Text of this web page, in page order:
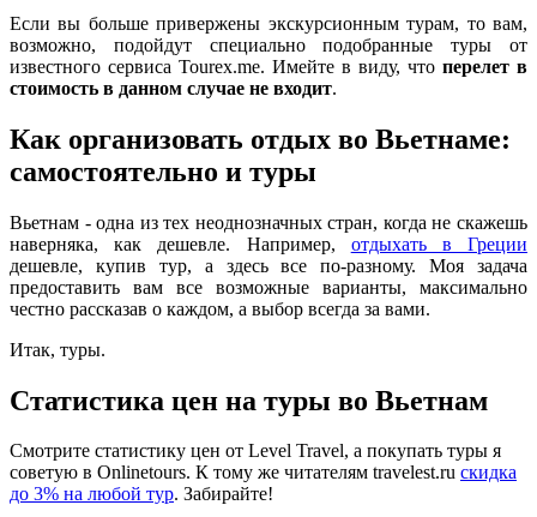
Если вы больше привержены экскурсионным турам, то вам,
возможно, подойдут специально подобранные туры от
известного сервиса Tourex.me. Имейте в виду, что перелет в
стоимость в данном случае не входит.
Как организовать отдых во Вьетнаме:
самостоятельно и туры
Вьетнам - одна из тех неоднозначных стран, когда не скажешь
наверняка, как дешевле. Например, отдыхать в Греции
дешевле, купив тур, а здесь все по-разному. Моя задача
предоставить вам все возможные варианты, максимально
честно рассказав о каждом, а выбор всегда за вами.
Итак, туры.
Статистика цен на туры во Вьетнам
Смотрите статистику цен от Level Travel, а покупать туры я
советую в Onlinetours. К тому же читателям travelest.ru скидка
до 3% на любой тур. Забирайте!